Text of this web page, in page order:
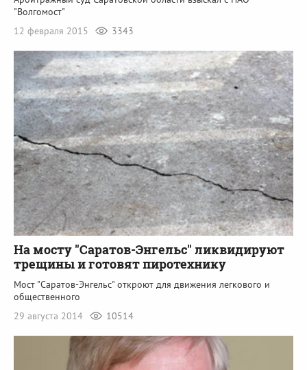
"Волгомост"
12 февраля 2015
3343
На мосту "Саратов-Энгельс" ликвидируют
трещины и готовят пиротехнику
Мост "Саратов-Энгельс" откроют для движения легкового и
общественного
29 августа 2014
10514